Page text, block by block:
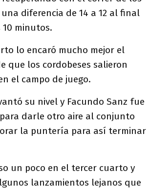
diferencia de 14 a 12 al final
minutos.
lo encaró mucho mejor el
que los cordobeses salieron
el campo de juego.
su nivel y Facundo Sanz fue
darle otro aire al conjunto
la puntería para así terminar
un poco en el tercer cuarto y
lanzamientos lejanos que